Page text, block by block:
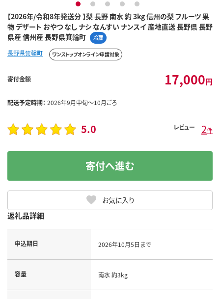
【2026年/令和8年発送分 】梨 長野 南水 約 3kg 信州の梨 フルーツ 果
物 デザート おやつ なし ナシ なんすい ナンスイ 産地直送 長野県 長野
県産 信州産 長野県箕輪町
冷蔵
1 2 3 4 5
長野県箕輪町 ワンストップオンライン申請対象
寄付金額 17,000円
配送予定時期： 2026年9月中旬～10月ごろ
5.0 レビュー 2件
お気に入り
寄付へ進む
返礼品詳細
申込期日 2026年10月5日まで
容量 南水 約3kg